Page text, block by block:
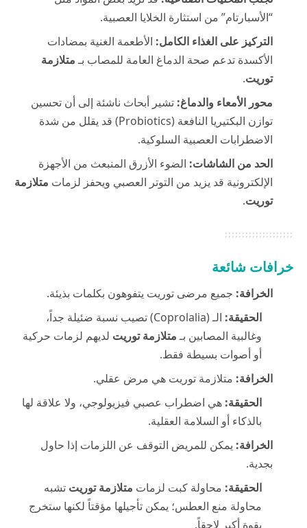
“الأسبارتام” من استثارة الخلايا العصبية.
التركيز على الغذاء الكامل: الأطعمة الغنية بمضادات
الأكسدة تدعم صحة الدماغ العامة للمصاب بـمتلازمة
توريت.
محور الأمعاء والدماغ: تشير أبحاث ناشئة إلى أن تحسين
توازن البكتيريا النافعة (Probiotics) قد يقلل من شدة
الاضطرابات العصبية السلوكية.
الحد من الشاشات: الضوء الأزرق المنبعث من الأجهزة
الإلكترونية قد يزيد من التوتر العصبي ويحفز لزمات متلازمة
توريت.
خرافات شائعة
الخرافة: جميع مرضى توريت يتفوهون بكلمات بذيئة.
الحقيقة:
الـ (Coprolalia) تصيب نسبة ضئيلة جداً،
وغالبية المصابين بـمتلازمة توريت لديهم لزمات حركية
أو أصوات بسيطة فقط.
الخرافة: متلازمة توريت هي مرض عقلي.
الحقيقة: هي اضطراب عصبي فيزيولوجي، ولا علاقة لها
بالذكاء أو السلامة العقلية.
الخرافة: يمكن للمريض التوقف عن اللزمات إذا حاول
بجدية.
الحقيقة: محاولة كبت لزمات متلازمة توريت تشبه
محاولة منع العطس؛ يمكن تأجيلها مؤقتاً لكنها ستخرج
بقوة أكبر لاحقاً.